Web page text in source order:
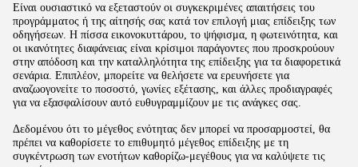
Είναι ουσιαστικό να εξεταστούν οι συγκεκριμένες απαιτήσεις του
προγράμματος ή της αίτησής σας κατά τον επιλογή μιας επίδειξης των
οδηγήσεων. Η πίσσα εικονοκυττάρου, το ψήφισμα, η φωτεινότητα, και
οι ικανότητες διαφάνειας είναι κρίσιμοι παράγοντες που προσκρούουν
στην απόδοση και την καταλληλότητα της επίδειξης για τα διαφορετικά
σενάρια. Επιπλέον, μπορείτε να θελήσετε να ερευνήσετε για
αναζωογονείτε το ποσοστό, γωνίες εξέτασης, και άλλες προδιαγραφές
για να εξασφαλίσουν αυτό ευθυγραμμίζουν με τις ανάγκες σας.
Δεδομένου ότι το μέγεθος ενότητας δεν μπορεί να προσαρμοστεί, θα
πρέπει να καθορίσετε το επιθυμητό μέγεθος επίδειξης με τη
συγκέντρωση των ενοτήτων καθορίζω-μεγέθους για να καλύψετε τις